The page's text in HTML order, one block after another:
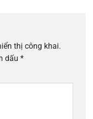
thị công khai.
dấu *